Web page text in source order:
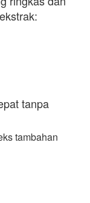
tanpa
tambahan